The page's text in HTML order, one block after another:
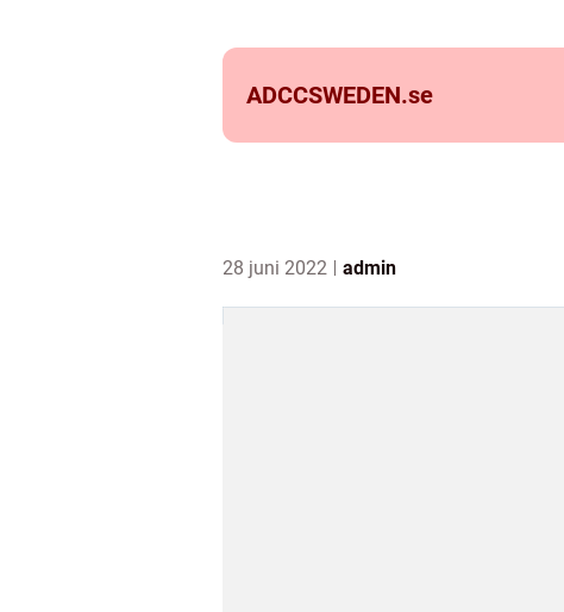
ADCCSWEDEN.se
28 juni 2022 admin